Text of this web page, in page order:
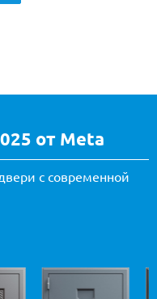
от Meta
с современной